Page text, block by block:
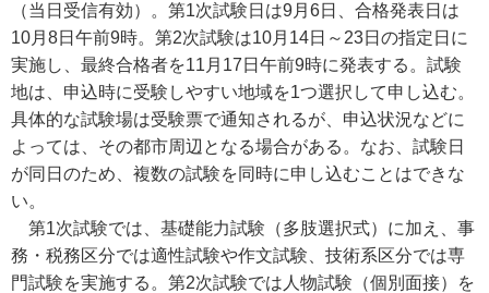
（当日受信有効）。第1次試験日は9月6日、合格発表日は
10月8日午前9時。第2次試験は10月14日～23日の指定日に
実施し、最終合格者を11月17日午前9時に発表する。試験
地は、申込時に受験しやすい地域を1つ選択して申し込む。
具体的な試験場は受験票で通知されるが、申込状況などに
よっては、その都市周辺となる場合がある。なお、試験日
が同日のため、複数の試験を同時に申し込むことはできな
い。
第1次試験では、基礎能力試験（多肢選択式）に加え、事
務・税務区分では適性試験や作文試験、技術系区分では専
門試験を実施する。第2次試験では人物試験（個別面接）を